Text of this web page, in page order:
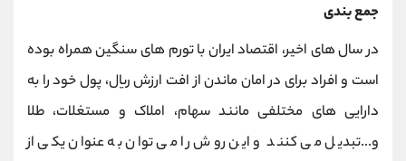
جمع بندی
در سال های اخیر، اقتصاد ایران با تورم های سنگین همراه بوده
است و افراد برای در امان ماندن از افت ارزش ریال، پول خود را به
دارایی های مختلفی مانند سهام، املاک و مستغلات، طلا
و...تبدیل می کنند و این روش را می توان به عنوان یکی از